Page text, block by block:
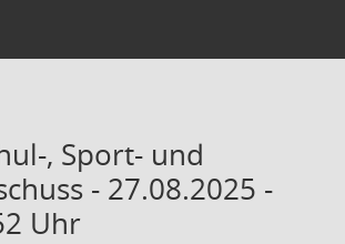
, Sport- und
- 27.08.2025 -
Uhr